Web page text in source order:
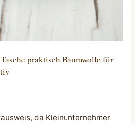
praktisch Baumwolle für
da Kleinunternehmer